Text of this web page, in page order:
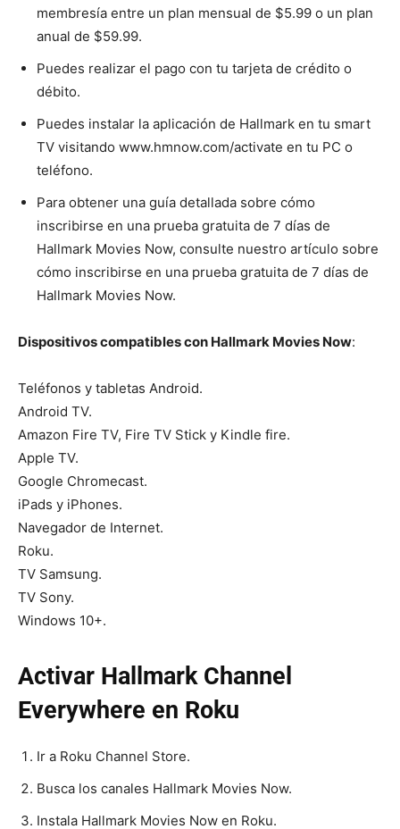
membresía entre un plan mensual de $5.99 o un plan
anual de $59.99.
Puedes realizar el pago con tu tarjeta de crédito o
débito.
Puedes instalar la aplicación de Hallmark en tu smart
TV visitando www.hmnow.com/activate en tu PC o
teléfono.
Para obtener una guía detallada sobre cómo
inscribirse en una prueba gratuita de 7 días de
Hallmark Movies Now, consulte nuestro artículo sobre
cómo inscribirse en una prueba gratuita de 7 días de
Hallmark Movies Now.
Dispositivos compatibles con Hallmark Movies Now:
Teléfonos y tabletas Android.
Android TV.
Amazon Fire TV, Fire TV Stick y Kindle fire.
Apple TV.
Google Chromecast.
iPads y iPhones.
Navegador de Internet.
Roku.
TV Samsung.
TV Sony.
Windows 10+.
Activar Hallmark Channel
Everywhere en Roku
Ir a Roku Channel Store.
Busca los canales Hallmark Movies Now.
Instala Hallmark Movies Now en Roku.